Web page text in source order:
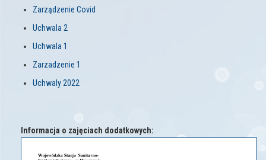
Zarządzenie Covid
Uchwala 2
Uchwala 1
Zarzadzenie 1
Uchwaly 2022
Informacja o zajęciach dodatkowych: